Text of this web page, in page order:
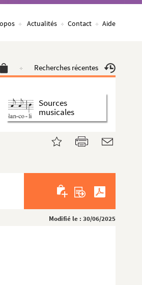
Actualités Contact Aide
Recherches récentes
Sources
musicales
Modifié le : 30/06/2025